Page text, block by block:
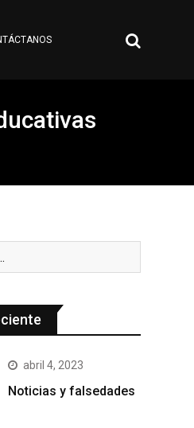
abril 4, 2023
Noticias y falsedades